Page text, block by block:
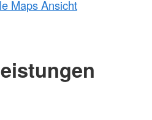
Maps Ansicht